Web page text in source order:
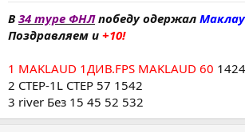
В34 туре ФНЛпобеду одержал
Поздравляем и +10!
1 MAKLAUD 1ДИВ.FPS MAKLAUD 60 1424
2 CTEP-1L CTEP 57 1542
3 river Без 15 45 52 532